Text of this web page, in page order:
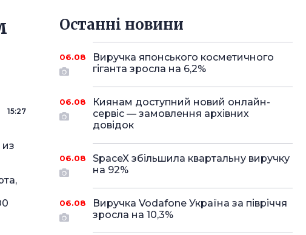
15:27
Останнi новини
06.08
Виручка японського косметичного
гіганта зросла на 6,2%
06.08
Киянам доступний новий онлайн-
сервіс — замовлення архівних
довідок
06.08
SpaceX збільшила квартальну виручку
на 92%
06.08
Виручка Vodafone Україна за півріччя
зросла на 10,3%